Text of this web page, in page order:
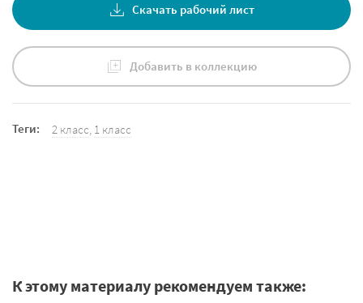
Скачать рабочий лист
Добавить в коллекцию
Теги: 2 класс 1 класс
К этому материалу рекомендуем также: